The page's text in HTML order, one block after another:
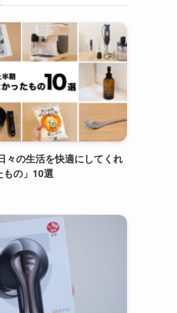
々の生活を快適にしてくれ
もの」10選